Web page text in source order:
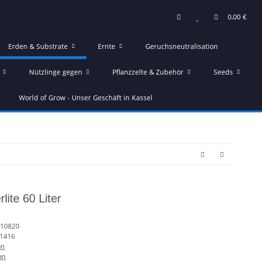
0,00 €
Erden & Substrate Ernte Geruchsneutralisation
Nützlinge gegen Pflanzzelte & Zubehör Seeds
World of Grow - Unser Geschäft in Kassel
60 Liter
10820